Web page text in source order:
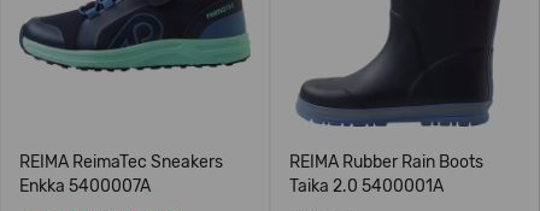
REIMA ReimaTec Sneakers
Enkka 5400007A
REIMA Rubber Rain Boots
Taika 2.0 5400001A